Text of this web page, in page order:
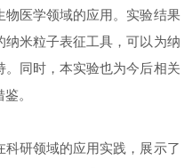
医学领域的应用。实验结果
米粒子表征工具，可以为纳
同时，本实验也为今后相关
。
研领域的应用实践，展示了